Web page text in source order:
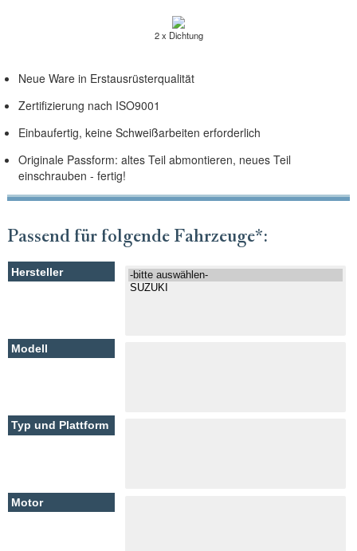
2 x Dichtung
Neue Ware in Erstausrüsterqualität
Zertifizierung nach ISO9001
Einbaufertig, keine Schweißarbeiten erforderlich
Originale Passform: altes Teil abmontieren, neues Teil
einschrauben - fertig!
Passend für folgende Fahrzeuge*: